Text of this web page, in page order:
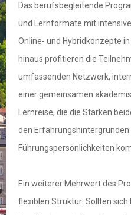
Das berufsbegleitende
und Lernformate mit
Online- und Hybridkonzepte
hinaus profitieren die
umfassenden Netzwerk,
einer gemeinsamen
Lernreise, die die Stärken
den
Führungspersönlichkeiten
Ein weiterer Mehrwert des
flexiblen Struktur: Sollten